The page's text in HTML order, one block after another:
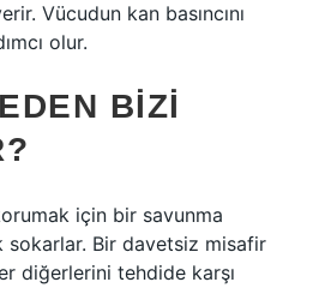
Vücudun kan basıncını
olur.
BIZI
için bir savunma
sokarlar. Bir davetsiz misafir
diğerlerini tehdide karşı